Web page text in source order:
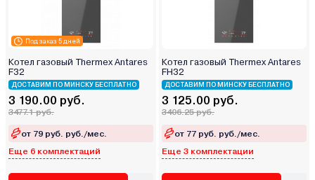
Под заказ 5 дней
Котел газовый Thermex Antares
F32
ДОСТАВИМ ПО МИНСКУ БЕСПЛАТНО
3 190.00 руб.
3477.1 руб.
от 79 руб. руб./мес.
Еще 6 комплектаций
Котел газовый Thermex Antares
FH32
ДОСТАВИМ ПО МИНСКУ БЕСПЛАТНО
3 125.00 руб.
3406.25 руб.
от 77 руб. руб./мес.
Еще 3 комплектации